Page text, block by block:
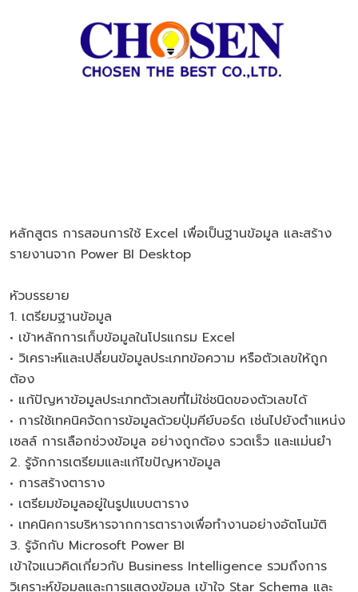
หลักสูตร การสอนการใช้ Excel เพื่อเป็นฐานข้อมูล และสร้าง
รายงานจาก Power BI Desktop
หัวบรรยาย
1. เตรียมฐานข้อมูล
• เข้าหลักการเก็บข้อมูลในโปรแกรม Excel
• วิเคราะห์และเปลี่ยนข้อมูลประเภทข้อความ หรือตัวเลขให้ถูก
ต้อง
• แก้ปัญหาข้อมูลประเภทตัวเลขที่ไม่ใช่ชนิดของตัวเลขได้
• การใช้เทคนิคจัดการข้อมูลด้วยปุ่มคีย์บอร์ด เช่นไปยังตำแหน่ง
เซลล์ การเลือกช่วงข้อมูล อย่างถูกต้อง รวดเร็ว และแม่นยำ
2. รู้จักการเตรียมและแก้ไขปัญหาข้อมูล
• การสร้างตาราง
• เตรียมข้อมูลอยู่ในรูปแบบตาราง
• เทคนิคการบริหารจากการตารางเพื่อทำงานอย่างอัตโนมัติ
3. รู้จักกับ Microsoft Power BI
เข้าใจแนวคิดเกี่ยวกับ Business Intelligence รวมถึงการ
วิเคราะห์ข้อมูลและการแสดงข้อมูล เข้าใจ Star Schema และ